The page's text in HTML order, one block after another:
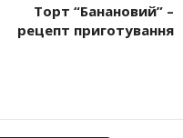
Торт “Банановий” –
рецепт приготування